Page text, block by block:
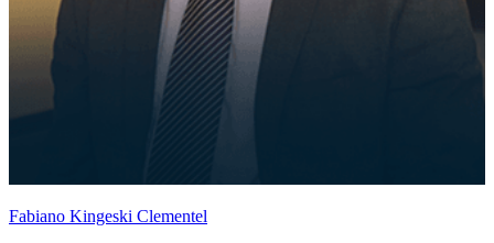
Fabiano Kingeski Clementel